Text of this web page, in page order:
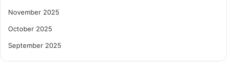
November 2025
October 2025
September 2025